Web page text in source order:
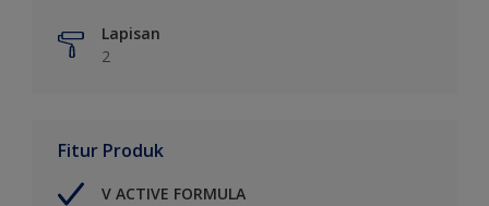
Lapisan
2
Fitur Produk
V ACTIVE FORMULA